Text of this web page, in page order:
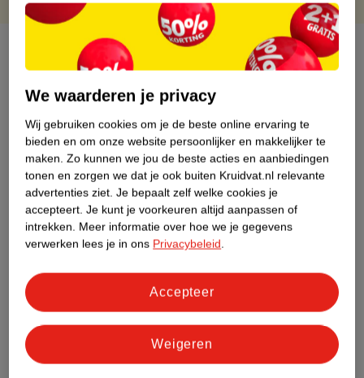
Over dit product
Productinformatie
Etiketinformatie
Nature Impact Score
Dit product heeft (nog) geen Nature
Impact Score.
Meer informatie
Bestel & Bezorginformatie
Bekijk ook
We waarderen je privacy
Wij gebruiken cookies om je de beste online ervaring te
bieden en om onze website persoonlijker en makkelijker te
maken. Zo kunnen we jou de beste acties en aanbiedingen
tonen en zorgen we dat je ook buiten Kruidvat.nl relevante
advertenties ziet. Je bepaalt zelf welke cookies je
accepteert. Je kunt je voorkeuren altijd aanpassen of
intrekken. Meer informatie over hoe we je gegevens
verwerken lees je in ons Privacybeleid.
Weigeren
Accepteer